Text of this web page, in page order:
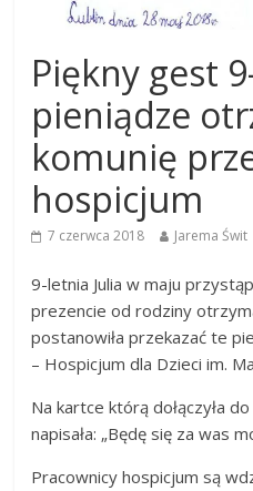
Piękny gest
pieniądze
komunię
hospicjum
7 czerwca 2018 Jarema Świt
9-letnia Julia w maju
prezencie od rodziny
postanowiła przekazać te
– Hospicjum dla Dzieci im.
Na kartce którą dołączyła
napisała: „Będę się za was
Pracownicy hospicjum są